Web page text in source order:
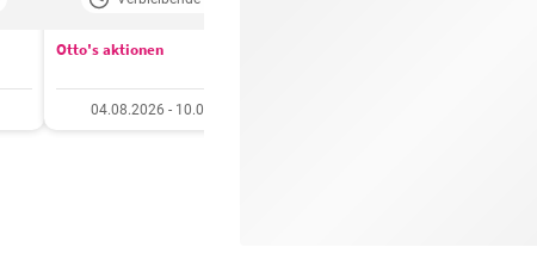
Otto's aktionen
04.08.2026 - 10.08.2026